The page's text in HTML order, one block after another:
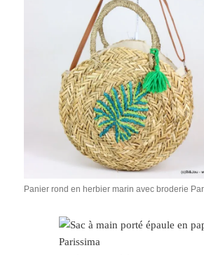
Panier rond en herbier marin avec broderie